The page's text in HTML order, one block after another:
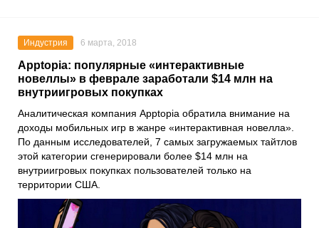
Индустрия 6 марта, 2018
Apptopia: популярные «интерактивные
новеллы» в феврале заработали $14 млн на
внутриигровых покупках
Аналитическая компания Apptopia обратила внимание на
доходы мобильных игр в жанре «интерактивная новелла».
По данным исследователей, 7 самых загружаемых тайтлов
этой категории сгенерировали более $14 млн на
внутриигровых покупках пользователей только на
территории США.